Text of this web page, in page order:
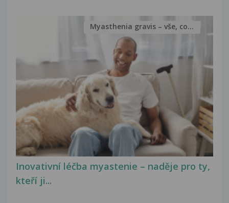
Inovativní léčba myastenie – naděje pro ty,
kteří ji...
Myasthenia gravis – vše, co...